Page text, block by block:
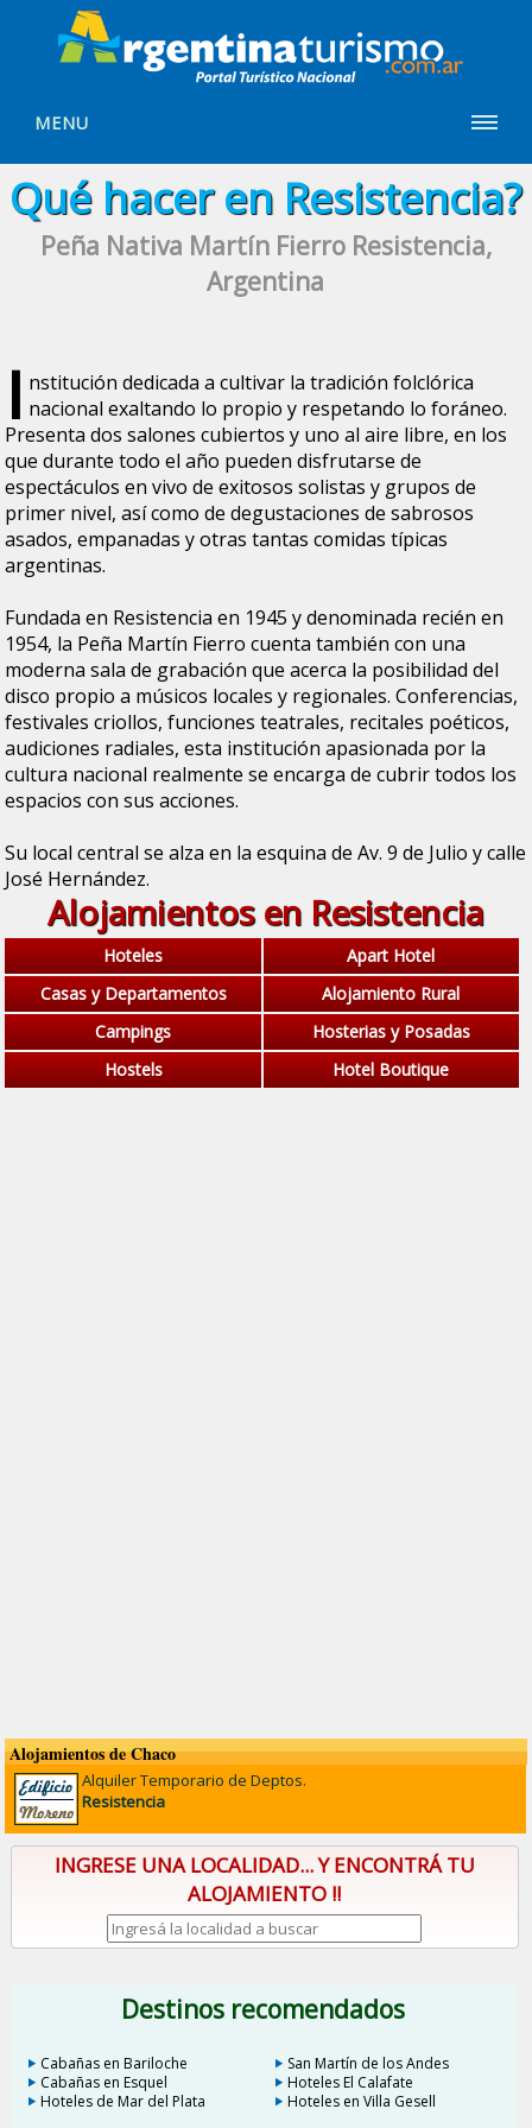
MENU
Qué hacer en Resistencia?
Peña Nativa Martín Fierro Resistencia,
Argentina
I nstitución dedicada a cultivar la tradición folclórica
nacional exaltando lo propio y respetando lo foráneo.
Presenta dos salones cubiertos y uno al aire libre, en los
que durante todo el año pueden disfrutarse de
espectáculos en vivo de exitosos solistas y grupos de
primer nivel, así como de degustaciones de sabrosos
asados, empanadas y otras tantas comidas típicas
argentinas.
Fundada en Resistencia en 1945 y denominada recién en
1954, la Peña Martín Fierro cuenta también con una
moderna sala de grabación que acerca la posibilidad del
disco propio a músicos locales y regionales. Conferencias,
festivales criollos, funciones teatrales, recitales poéticos,
audiciones radiales, esta institución apasionada por la
cultura nacional realmente se encarga de cubrir todos los
espacios con sus acciones.
Su local central se alza en la esquina de Av. 9 de Julio y calle
José Hernández.
Alojamientos en Resistencia
Hoteles
Apart Hotel
Casas y Departamentos
Alojamiento Rural
Campings
Hosterias y Posadas
Hostels
Hotel Boutique
Alojamientos de Chaco
Alquiler Temporario de Deptos.
Resistencia
INGRESE UNA LOCALIDAD... Y ENCONTRÁ TU
ALOJAMIENTO !!
Destinos recomendados
Cabañas en Bariloche
San Martín de los Andes
Cabañas en Esquel
Hoteles El Calafate
Hoteles de Mar del Plata
Hoteles en Villa Gesell